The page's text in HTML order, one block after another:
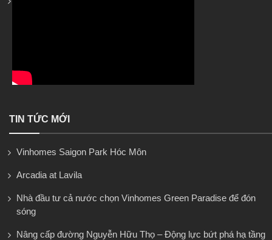
TIN TỨC MỚI
Vinhomes Saigon Park Hóc Môn
Arcadia at Lavila
Nhà đầu tư cả nước chọn Vinhomes Green Paradise để đón
sóng
Nâng cấp đường Nguyễn Hữu Thọ – Động lực bứt phá hạ tầng